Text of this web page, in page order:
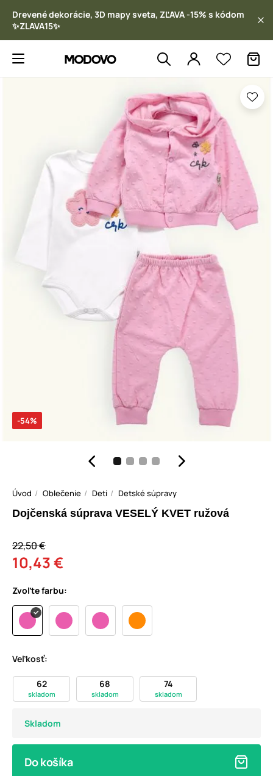
Drevené dekorácie, 3D mapy sveta, ZĽAVA -15% s kódom
✨ZLAVA15✨
-54%
Úvod Oblečenie Deti Detské súpravy
Dojčenská súprava VESELÝ KVET ružová
22,50 €
10,43 €
Zvoľte farbu:
Veľkosť:
62
skladom
68
skladom
74
skladom
Skladom
Do košíka